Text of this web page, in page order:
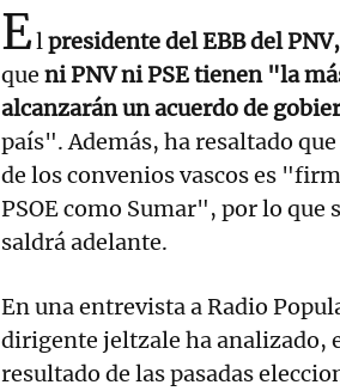
Elpresidente del EBB del
que ni PNV ni PSE tienen "la
alcanzarán un acuerdo de
país". Además, ha resaltado
de los convenios vascos es
PSOE como Sumar", por lo que
saldrá adelante.
En una entrevista a Radio
dirigente jeltzale ha analizado,
resultado de las pasadas